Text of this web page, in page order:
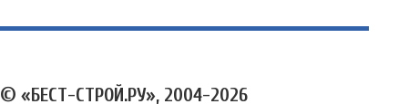
© «БЕСТ-СТРОЙ.РУ», 2004-2026